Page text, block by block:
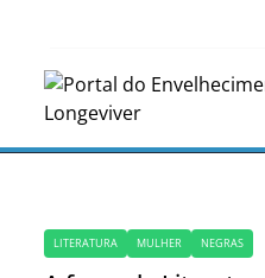
LITERATURA MULHER NEGRAS